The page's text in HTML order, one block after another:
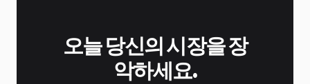
오늘 당신의 시장을 장
악하세요.